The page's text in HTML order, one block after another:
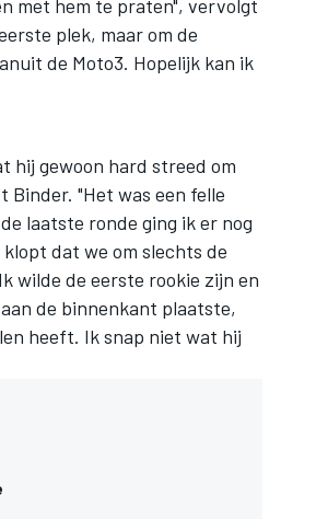
met hem te praten", vervolgt
plek, maar om de
de Moto3. Hopelijk kan ik
hij gewoon hard streed om
"Het was een felle
laatste ronde ging ik er nog
dat we om slechts de
wilde de eerste rookie zijn en
de binnenkant plaatste,
heeft. Ik snap niet wat hij